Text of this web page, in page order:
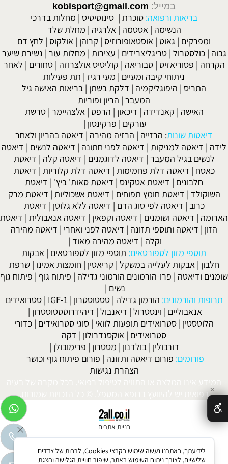
במייל: kobisport@gmail.com
בריאות ורפואה: סוכרת | סינוסיטיס | מחלות בדרכי
הנשימה | אסטמה | אלרגיה | מחלת שלד
ומפרקים | גאוט | אוסטאופורוזיס | קרוהן | אולקוס | לחץ דם
גבוה |כולסטרול |טריגליצרידים | עצירות | מחלות עור | נשירת שיער
הקרחה | פסוריאזיס |סבוריאה | קוליטיס אולצרוזה |טחורים | לאחר
ניתוחי קיבה ומעיים | מעי רגיז | תת פעילות
התריס | היפוגליקמיה | דלקת בשתן | בריאות האישה גיל
המעבר | הריון ופוריות
האישה | קאנדידה | דיכאון | הרפס | אלצהיימר |טרשת
עורקים | פרקינסון |
דיאטות שונות: הרזייה | הרזיה מהירה | דיאטה בהריון ולאחר
לידה | דיאטה למניקות | דיאטה לפני חתונה | דיאטה לנשים | דיאטה
לנשים בגיל המעבר | דיאטה לדוגמנים | דיאטה קלה | דיאטת
כאסח | דיאטה דלת פחמימות | דיאטה דלת קלוריות | דיאטת
חלבונים | דיאטת אטקינס | דיאטת סאות' ביץ' | דיאטת
השוקולד | דיאטת חומץ תפוחים | דיאטת אשכוליות | דיאטת מרק
כרוב | דיאטה לפי סוג הדם | דיאטה ללא גלוטן | דיאטת
הארומה | דיאטה ושומנים | דיאטה וקפאין | דיאטה אנאבולית | דיאטת
הזון | דיאטה ותוספי תזונה | דיאטה לפני ואחרי | דיאטה מהירה
וקלה | דיאטה מהירה מאוד |
תוספי מזון לספורטאים: תוספי מזון לספורטאים | אבקות
חלבון | אבקות לעלייה במשקל | קריאטין | חומצות אמינו |שרפת
שומנים ודיאטה | פרו-הורמונים הורמוני גדילה | פיתוח גוף | פיתוח גוף
נשים |
תרופות והורמונים: הורמון גדילה |טסטוסטרון |
IGF-1
|סטרואידים
אנאבוליים | וינסטרול | דיאנבול | דיהידרוטסטוסטרון |
הלוטסטין | סטרואידים תופעות לוואי | סוגי סטרואידים | כדורי
סטרואידים | אוקסנדרולון | דקה
דורבולין | בולדנון | מסטרון | פרימובולן |
פורומים: פורום דיאטה ותזונה | פורום פיתוח גוף וכושר
הצהרת נגישות
המידע אינו המלצה או התוויה לטיפול רפואי. בכל מקרה של בעיה
רפואית יש להיוועץ ברופא המטפל. © כל הזכויות שמורות.
בניית אתרים
✕
לידיעתך, באתרנו נעשה שימוש בקבצי Cookies, לרבות של צדדים
שלישיים, לצורך ניתוח השימוש באתר, שיפור חוויית הגלישה והצגת